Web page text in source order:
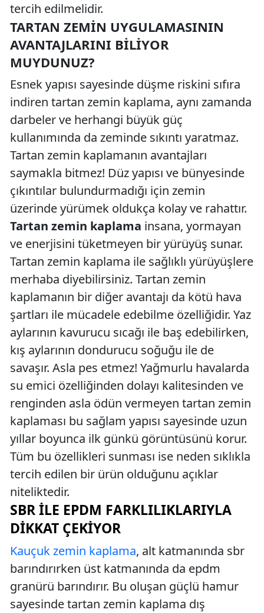
tercih edilmelidir.
TARTAN ZEMIN UYGULAMASININ
AVANTAJLARINI BILIYOR
MUYDUNUZ?
Esnek yapısı sayesinde düşme riskini sıfıra
indiren tartan zemin kaplama, aynı zamanda
darbeler ve herhangi büyük güç
kullanımında da zeminde sıkıntı yaratmaz.
Tartan zemin kaplamanın avantajları
saymakla bitmez! Düz yapısı ve bünyesinde
çıkıntılar bulundurmadığı için zemin
üzerinde yürümek oldukça kolay ve rahattır.
Tartan zemin kaplama insana, yormayan
ve enerjisini tüketmeyen bir yürüyüş sunar.
Tartan zemin kaplama ile sağlıklı yürüyüşlere
merhaba diyebilirsiniz. Tartan zemin
kaplamanın bir diğer avantajı da kötü hava
şartları ile mücadele edebilme özelliğidir. Yaz
aylarının kavurucu sıcağı ile baş edebilirken,
kış aylarının dondurucu soğuğu ile de
savaşır. Asla pes etmez! Yağmurlu havalarda
su emici özelliğinden dolayı kalitesinden ve
renginden asla ödün vermeyen tartan zemin
kaplaması bu sağlam yapısı sayesinde uzun
yıllar boyunca ilk günkü görüntüsünü korur.
Tüm bu özellikleri sunması ise neden sıklıkla
tercih edilen bir ürün olduğunu açıklar
niteliktedir.
SBR İLE EPDM FARKLILIKLARIYLA
DIKKAT ÇEKIYOR
Kauçuk zemin kaplama, alt katmanında sbr
barındırırken üst katmanında da epdm
granürü barındırır. Bu oluşan güçlü hamur
sayesinde tartan zemin kaplama dış